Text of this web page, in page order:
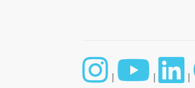
|
|
|